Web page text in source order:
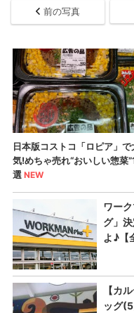
前の写真